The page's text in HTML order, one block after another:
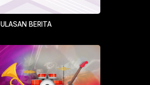
ULASAN BERITA